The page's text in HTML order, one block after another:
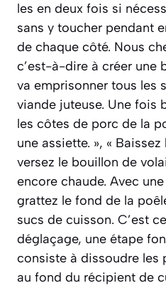
les en deux fois si
sans y toucher pendant
de chaque côté. Nous
c’est-à-dire à créer une
va emprisonner tous les
viande juteuse. Une fois
les côtes de porc de la
une assiette. », «
versez le bouillon de
encore chaude. Avec
grattez le fond de la
sucs de cuisson. C’est
déglaçage, une étape
consiste à dissoudre les
au fond du récipient de